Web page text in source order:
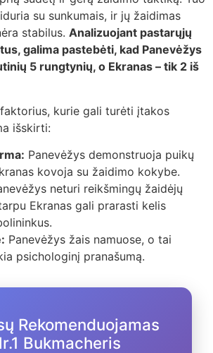
su sunkumais, ir jų žaidimas
stabilus. Analizuojant pastarųjų
galima pastebėti, kad Panevėžys
5 rungtynių, o Ekranas – tik 2 iš
kurie gali turėti įtakos
išskirti:
Panevėžys demonstruoja puikų
kovoja su žaidimo kokybe.
neturi reikšmingų žaidėjų
Ekranas gali prarasti kelis
Panevėžys žais namuose, o tai
psichologinį pranašumą.
Rekomenduojamas
Bukmacheris